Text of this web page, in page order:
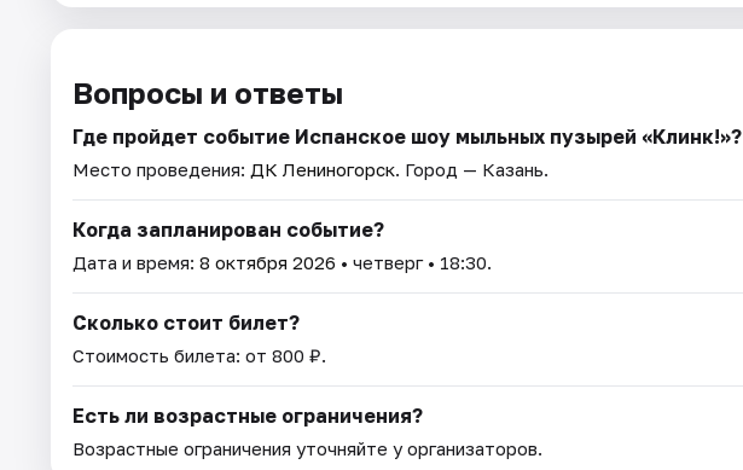
Вопросы и ответы
Где пройдет событие Испанское шоу мыльных пузырей «Клинк!»?
Место проведения: ДК Лениногорск. Город — Казань.
Когда запланирован событие?
Дата и время: 8 октября 2026 • четверг • 18:30.
Сколько стоит билет?
Стоимость билета: от 800 ₽.
Есть ли возрастные ограничения?
Возрастные ограничения уточняйте у организаторов.